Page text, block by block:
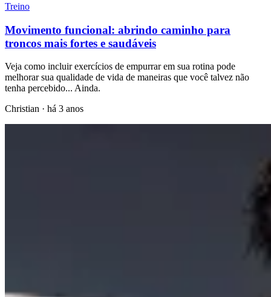
Treino
Movimento funcional: abrindo caminho para
troncos mais fortes e saudáveis
Veja como incluir exercícios de empurrar em sua rotina pode
melhorar sua qualidade de vida de maneiras que você talvez não
tenha percebido... Ainda.
Christian · há 3 anos